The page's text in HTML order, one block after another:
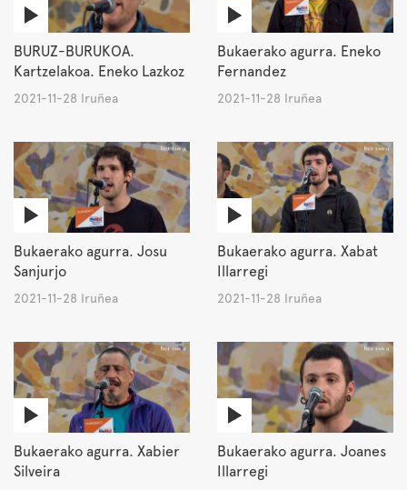
BURUZ-BURUKOA.
Kartzelakoa. Eneko Lazkoz
2021-11-28 Iruñea
Bukaerako agurra. Eneko
Fernandez
2021-11-28 Iruñea
Bukaerako agurra. Josu
Sanjurjo
2021-11-28 Iruñea
Bukaerako agurra. Xabat
Illarregi
2021-11-28 Iruñea
Bukaerako agurra. Xabier
Silveira
Bukaerako agurra. Joanes
Illarregi